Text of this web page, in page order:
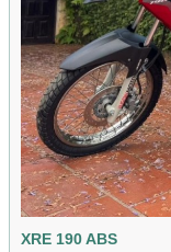
XRE 190 ABS